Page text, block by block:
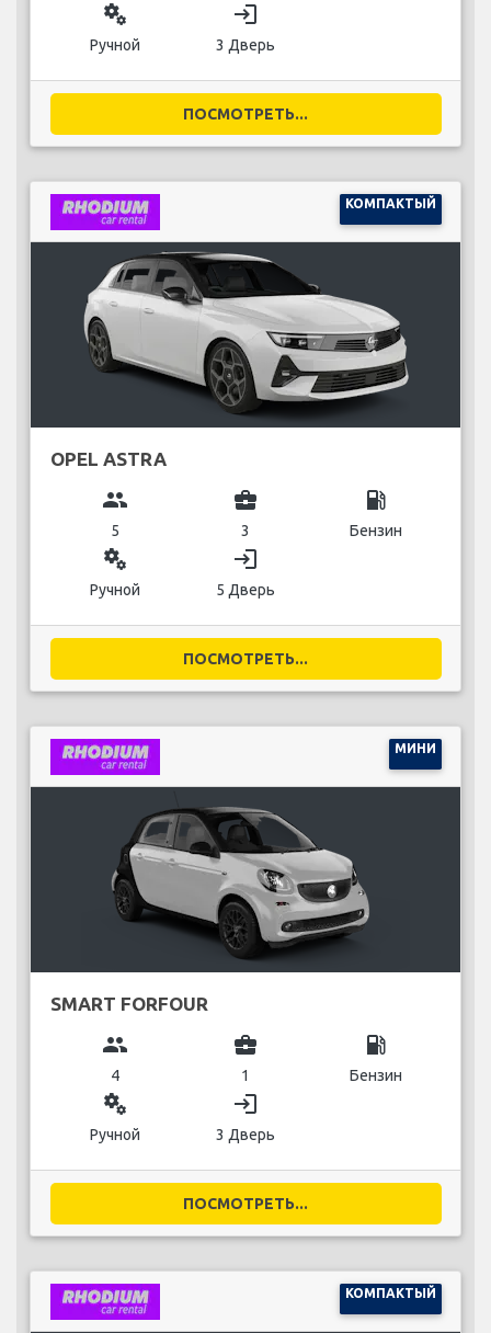
miscellaneous_services
Ручной
login
3 Дверь
ПОСМОТРЕТЬ...
КОМПАКТЫЙ
OPEL ASTRA
group
5
business_center
3
local_gas_station
Бензин
miscellaneous_services
Ручной
login
5 Дверь
ПОСМОТРЕТЬ...
МИНИ
SMART FORFOUR
group
4
business_center
1
local_gas_station
Бензин
miscellaneous_services
Ручной
login
3 Дверь
ПОСМОТРЕТЬ...
КОМПАКТЫЙ